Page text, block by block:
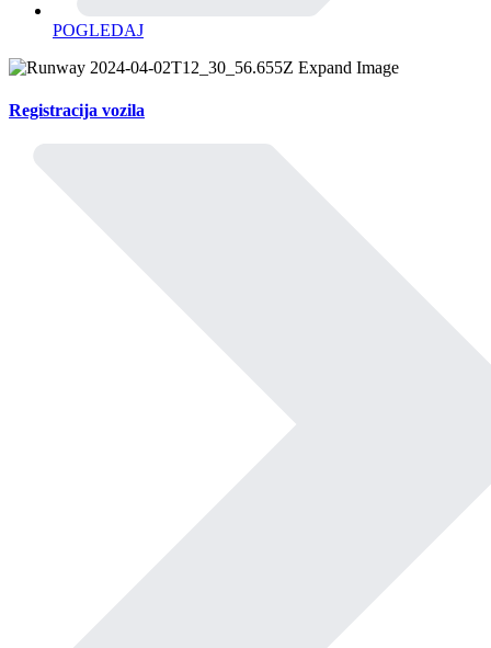
POGLEDAJ
Registracija vozila